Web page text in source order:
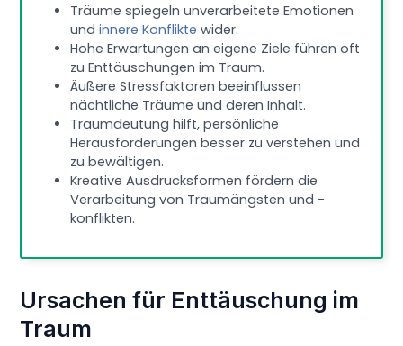
Träume spiegeln unverarbeitete Emotionen
undinnere Konflikte wider.
Hohe Erwartungen an eigene Ziele führen oft
zu Enttäuschungen im Traum.
Äußere Stressfaktoren beeinflussen
nächtliche Träume und deren Inhalt.
Traumdeutung hilft, persönliche
Herausforderungen besser zu verstehen und
zu bewältigen.
Kreative Ausdrucksformen fördern die
Verarbeitung von Traumängsten und -
konflikten.
Ursachen für Enttäuschung im
Traum